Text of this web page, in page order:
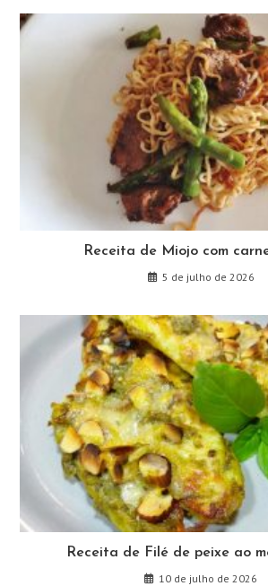
Receita de Miojo com
5 de julho de 2026
Receita de Filé de peixe ao
10 de julho de 2026